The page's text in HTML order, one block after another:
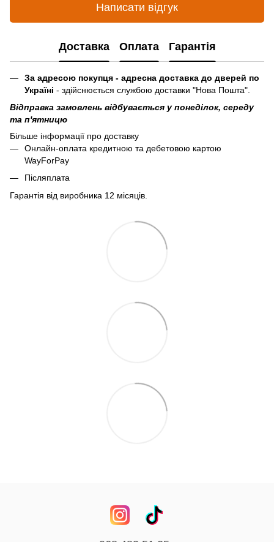
Написати відгук
Доставка Оплата Гарантія
За адресою покупця - адресна доставка до дверей по
Україні - здійснюється службою доставки "Нова Пошта".
Відправка замовлень відбувається у понеділок, середу
та п'ятницю
Більше інформації про доставку
Онлайн-оплата кредитною та дебетовою картою
WayForPay
Післяплата
Гарантія від виробника 12 місяців.